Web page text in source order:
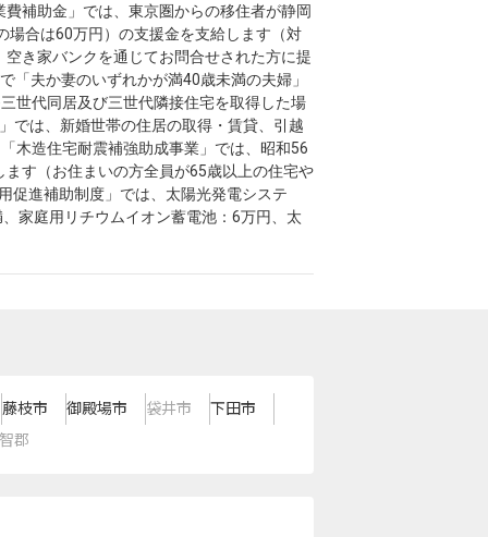
補助金」では、東京圏からの移住者が静岡
合は60万円）の支援金を支給します（対
き家バンクを通じてお問合せされた方に提
夫か妻のいずれかが満40歳未満の夫婦」
世代同居及び三世代隣接住宅を取得した場
では、新婚世帯の住居の取得・賃貸、引越
木造住宅耐震補強助成事業」では、昭和56
す（お住まいの方全員が65歳以上の住宅や
促進補助制度」では、太陽光発電システ
家庭用リチウムイオン蓄電池：6万円、太
藤枝市 御殿場市 袋井市
下田市
郡